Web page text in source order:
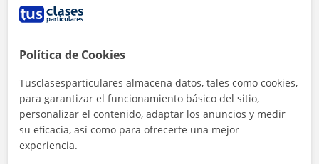
Política de Cookies
Tusclasesparticulares almacena datos, tales como cookies,
para garantizar el funcionamiento básico del sitio,
personalizar el contenido, adaptar los anuncios y medir
su eficacia, así como para ofrecerte una mejor
experiencia.